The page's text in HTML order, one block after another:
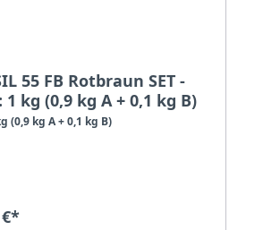
55 FB Rotbraun SET -
1 kg (0,9 kg A + 0,1 kg B)
(0,9 kg A + 0,1 kg B)